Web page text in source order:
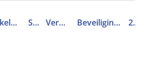
Schakelen, bedienen en signaleren Schakelaars Vermogenschakelaars Beveiligingsunit vermogensschakelaar 259763